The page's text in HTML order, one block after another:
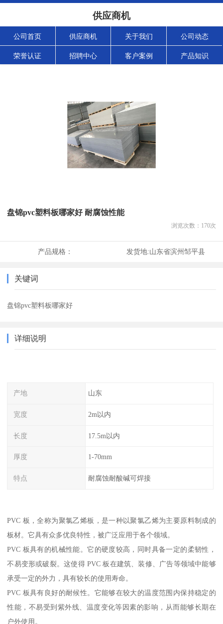
供应商机
公司首页 供应商机 关于我们 公司动态
荣誉认证 招聘中心 客户案例 产品知识
盘锦pvc塑料板哪家好 耐腐蚀性能
浏览次数： 170次
产品规格： 发货地:山东省滨州邹平县
关键词
盘锦pvc塑料板哪家好
详细说明
产地 山东
宽度 2m以内
长度 17.5m以内
厚度 1-70mm
特点 耐腐蚀耐酸碱可焊接
PVC 板，全称为聚氯乙烯板，是一种以聚氯乙烯为主要原料制成的
板材。它具有众多优良特性，被广泛应用于各个领域。
PVC 板具有的机械性能。它的硬度较高，同时具备一定的柔韧性，
不易变形或破裂。这使得 PVC 板在建筑、装修、广告等领域中能够
承受一定的外力，具有较长的使用寿命。
PVC 板具有良好的耐候性。它能够在较大的温度范围内保持稳定的
性能，不易受到紫外线、温度变化等因素的影响，从而能够长期在
户外使用。